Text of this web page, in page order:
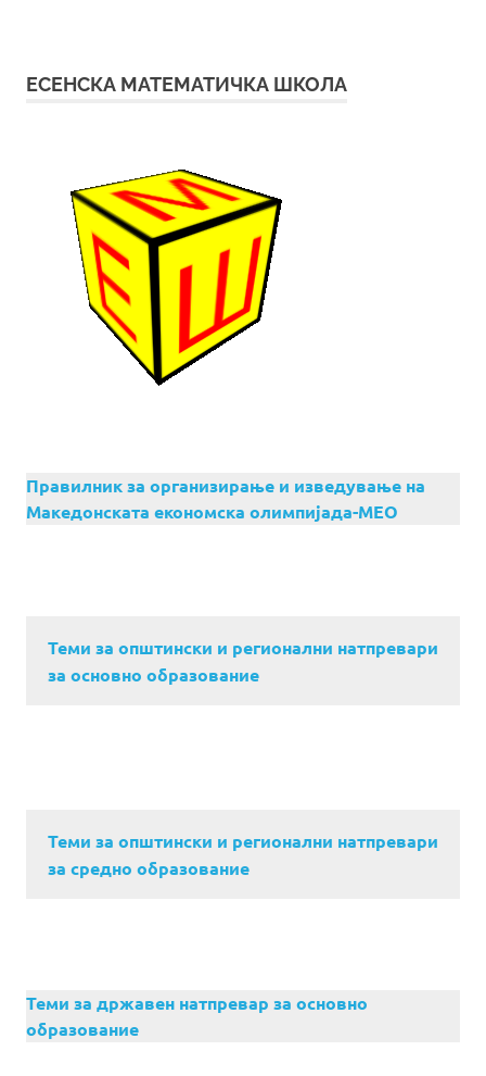
ЕСЕНСКА МАТЕМАТИЧКА ШКОЛА
Правилник за организирање и изведување на
Македонската економска олимпијада-МЕО
Теми за општински и регионални натпревари
за основно образование
Теми за општински и регионални натпревари
за средно образование
Теми за државен натпревар за основно
образование